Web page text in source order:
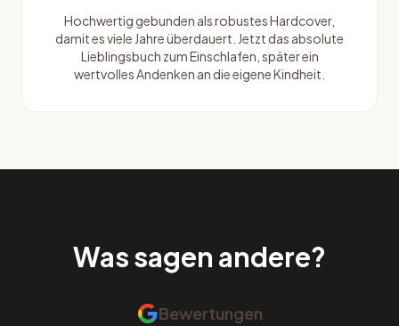
Hochwertig gebunden als robustes Hardcover,
damit es viele Jahre überdauert. Jetzt das absolute
Lieblingsbuch zum Einschlafen, später ein
wertvolles Andenken an die eigene Kindheit.
Was sagen andere?
Bewertungen